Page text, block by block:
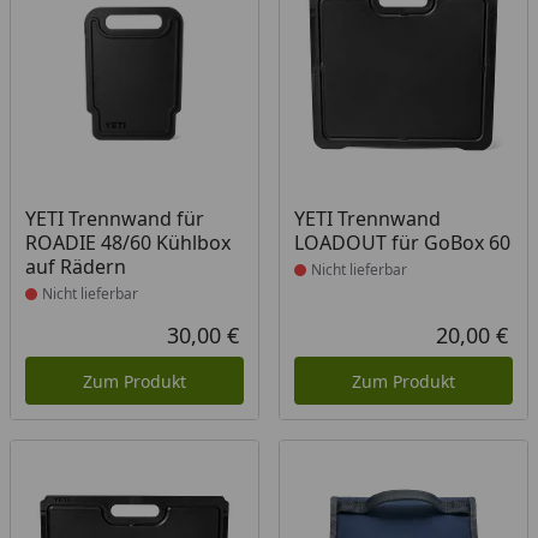
YETI Trennwand für
ROADIE 48/60 Kühlbox
auf Rädern
Produkt nicht lieferbar
Nicht lieferbar
Aktueller Preis
30,00 €
Zum Produkt
YETI Trennwand
LOADOUT für GoBox 60
Produkt nicht lieferbar
Nicht lieferbar
20,00 €
Zum Produkt